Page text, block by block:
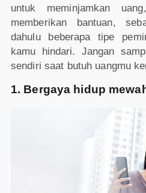
untuk meminjamkan
memberikan bantuan,
dahulu beberapa tipe
kamu hindari. Jangan
sendiri saat butuh uangmu
1. Bergaya hidup